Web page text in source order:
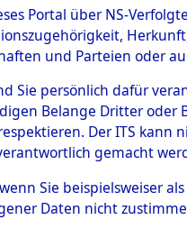
-
0062
Portal über NS-
und Parteien oder
Sie persönlich dafür
Belange Dritter
Der ITS
gemacht
Sie beispielsweiser
Daten nicht